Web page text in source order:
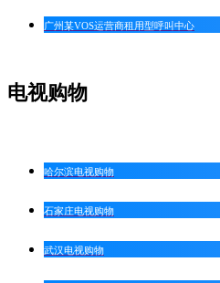
广州某VOS运营商租用型呼叫中心
电视购物
哈尔滨电视购物
石家庄电视购物
武汉电视购物